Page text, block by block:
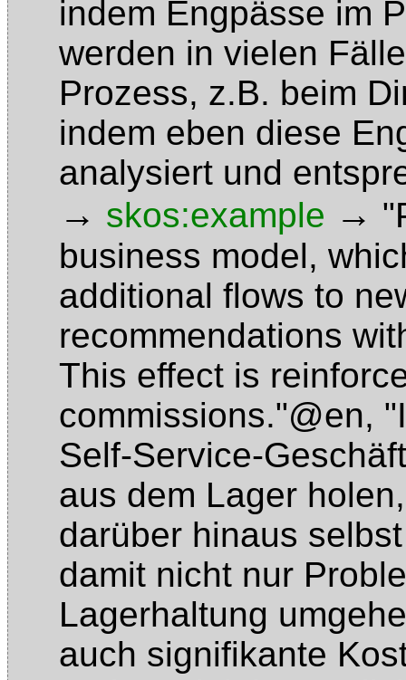
indem Engpässe im
werden in vielen
Prozess, z.B. beim
indem eben diese
analysiert und
→ skos:example →
business model,
additional flows to
recommendations
This effect is
commissions."@en,
Self-Service-
aus dem Lager
darüber hinaus
damit nicht nur
Lagerhaltung
auch signifikante